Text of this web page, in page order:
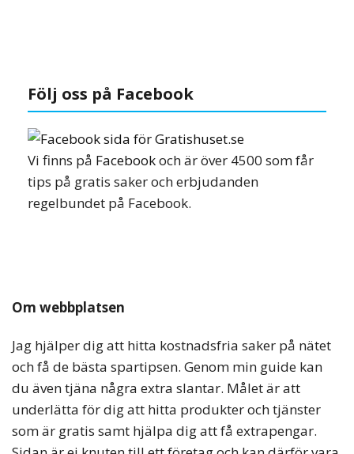
Följ oss på Facebook
Vi finns på Facebookoch är över 4500 som får
tips på gratis saker och erbjudanden
regelbundet på Facebook.
Om webbplatsen
Jag hjälper dig att hitta kostnadsfria saker på nätet
och få de bästa spartipsen. Genom min guide kan
du även tjäna några extra slantar. Målet är att
underlätta för dig att hitta produkter och tjänster
som är gratis samt hjälpa dig att få extrapengar.